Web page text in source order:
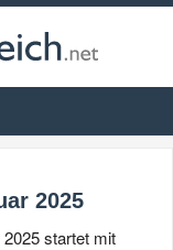
2025
startet mit